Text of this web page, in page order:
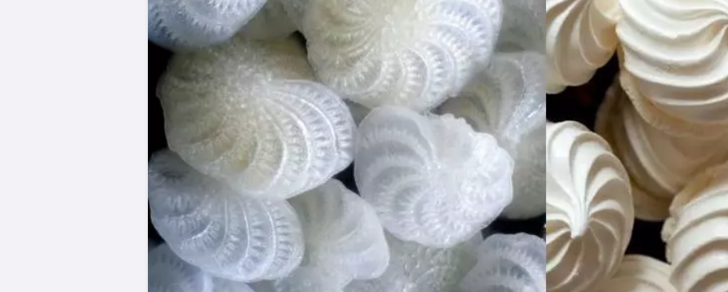
Создать сходство
Для публикации необходима авторизация
Поиск